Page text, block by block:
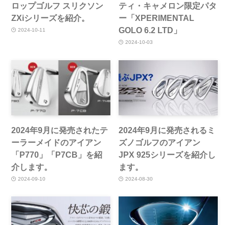
ロップゴルフ スリクソン
ZXiシリーズを紹介。
2024-10-11
ティ・キャメロン限定パタ
ー「XPERIMENTAL
GOLO 6.2 LTD」
2024-10-03
2024年9月に発売されたテ
ーラーメイドのアイアン
「P770」「P7CB」を紹
介します。
2024-09-10
2024年9月に発売されるミ
ズノゴルフのアイアン
JPX 925シリーズを紹介し
ます。
2024-08-30